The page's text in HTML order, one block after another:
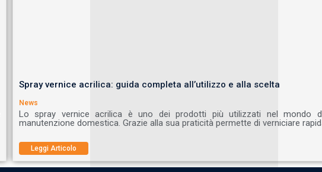
Spray vernice acrilica: guida completa all’utilizzo e alla scelta
News
Lo spray vernice acrilica è uno dei prodotti più utilizzati nel mondo
manutenzione domestica. Grazie alla sua praticità permette di verniciare
Leggi Articolo